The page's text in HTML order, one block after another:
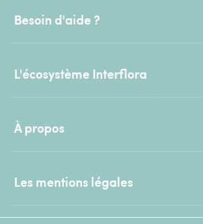
Besoin d'aide ?
L'écosystème Interflora
À propos
Les mentions légales